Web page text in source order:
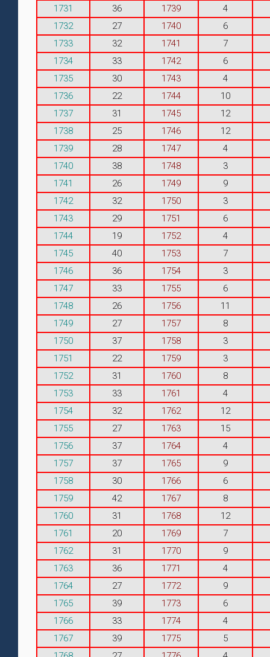
1731
36 1739
4
1732
27 1740
6
1733
32 1741
7
1734
33 1742
6
1735
30 1743
4
1736
22 1744
10
1737
31 1745
12
1738
25 1746
12
1739
28 1747
4
1740
38 1748
3
1741
26 1749
9
1742
32 1750
3
1743
29 1751
6
1744
19 1752
4
1745
40 1753
7
1746
36 1754
3
1747
33 1755
6
1748
26 1756
11
1749
27 1757
8
1750
37 1758
3
1751
22 1759
3
1752
31 1760
8
1753
33 1761
4
1754
32 1762
12
1755
27 1763
15
1756
37 1764
4
1757
37 1765
9
1758
30 1766
6
1759
42 1767
8
1760
31 1768
12
1761
20 1769
7
1762
31 1770
9
1763
36 1771
4
1764
27 1772
9
1765
39 1773
6
1766
33 1774
4
1767
39 1775
5